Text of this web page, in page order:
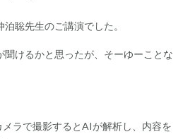
聡先生のご講演でした。
聞けるかと思ったが、そーゆーことな
メラで撮影するとAIが解析し、内容を